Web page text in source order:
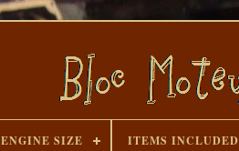
ENGINE SIZE ITEMS INCLUDED